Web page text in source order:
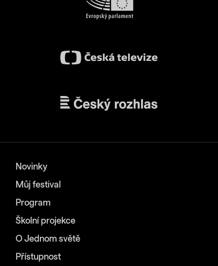
Novinky
Můj festival
Program
Školní projekce
O Jednom světě
Přístupnost